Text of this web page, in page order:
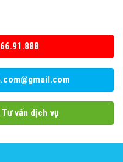
vấn dịch vụ